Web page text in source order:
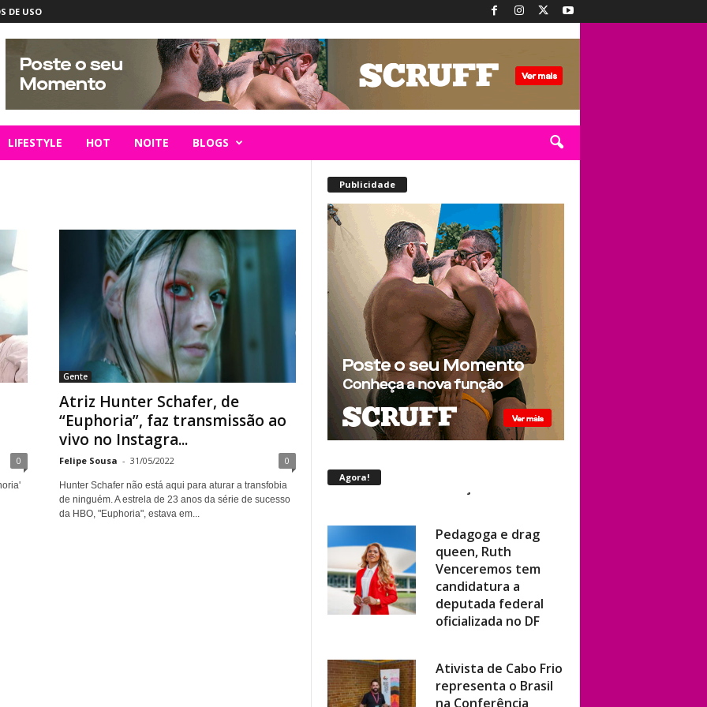
DE USO
LIFESTYLE HOT NOITE BLOGS
0
Gente
Atriz Hunter Schafer, de
“Euphoria”, faz transmissão ao
vivo no Instagra...
Felipe Sousa - 31/05/2022 0
Hunter Schafer não está aqui para aturar a transfobia
de ninguém. A estrela de 23 anos da série de sucesso
da HBO, "Euphoria", estava em...
Publicidade
Agora!
queen, Ruth
Venceremos tem
candidatura a
deputada federal
oficializada no DF
representa o Brasil
na Conferência
Mundial de Direitos